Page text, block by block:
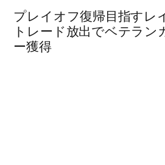
プレイオフ復帰目指すレ
トレード放出でベテラン
ー獲得